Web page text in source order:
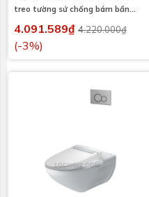
treo tường sứ chống bám bẩn
AquaCeramic xả âm tường
4.091.589₫ 4.220.000₫
(-3%)